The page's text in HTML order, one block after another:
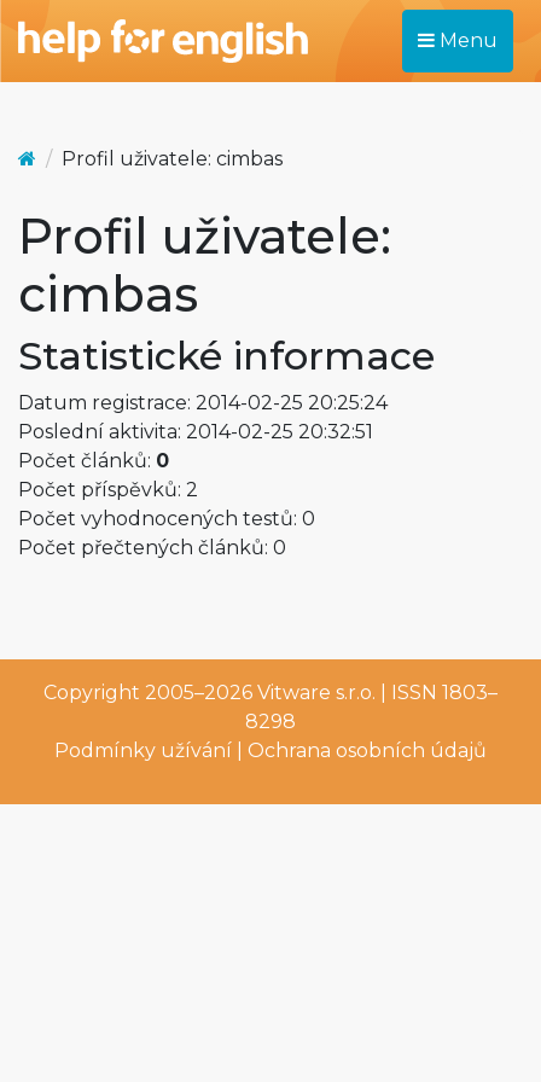
Menu
Profil uživatele: cimbas
Profil uživatele:
cimbas
Statistické informace
Datum registrace: 2014-02-25 20:25:24
Poslední aktivita: 2014-02-25 20:32:51
Počet článků: 0
Počet příspěvků: 2
Počet vyhodnocených testů: 0
Počet přečtených článků: 0
Copyright 2005–2026 Vitware s.r.o. | ISSN 1803–
8298
Podmínky užívání
Ochrana osobních údajů